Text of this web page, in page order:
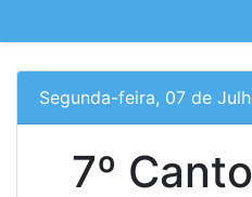
Segunda-feira, 07 de
7º